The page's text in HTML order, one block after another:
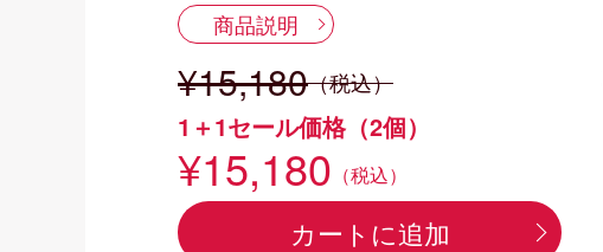
商品説明
¥15,180（税込）
1＋1セール価格（2個）
¥15,180 （税込）
カートに追加